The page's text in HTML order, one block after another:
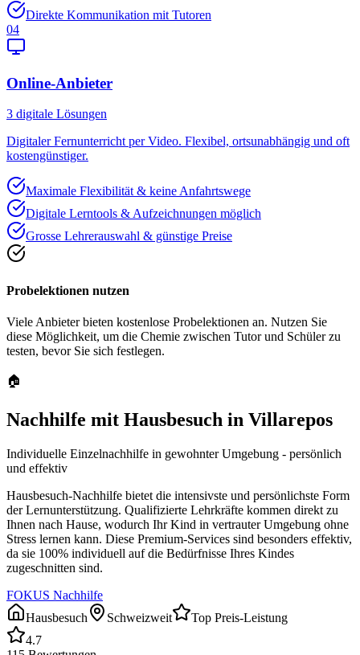
Direkte Kommunikation mit Tutoren
04
Online-Anbieter
3 digitale Lösungen
Digitaler Fernunterricht per Video. Flexibel, ortsunabhängig und oft
kostengünstiger.
Maximale Flexibilität & keine Anfahrtswege
Digitale Lerntools & Aufzeichnungen möglich
Grosse Lehrerauswahl & günstige Preise
Probelektionen nutzen
Viele Anbieter bieten kostenlose Probelektionen an. Nutzen Sie
diese Möglichkeit, um die Chemie zwischen Tutor und Schüler zu
testen, bevor Sie sich festlegen.
🏠
Nachhilfe mit Hausbesuch in Villarepos
Individuelle Einzelnachhilfe in gewohnter Umgebung - persönlich
und effektiv
Hausbesuch-Nachhilfe bietet die intensivste und persönlichste Form
der Lernunterstützung. Qualifizierte Lehrkräfte kommen direkt zu
Ihnen nach Hause, wodurch Ihr Kind in vertrauter Umgebung ohne
Stress lernen kann. Diese Premium-Services sind besonders effektiv,
da sie 100% individuell auf die Bedürfnisse Ihres Kindes
zugeschnitten sind.
FOKUS Nachhilfe
Hausbesuch
Schweizweit
Top Preis-Leistung
4.7